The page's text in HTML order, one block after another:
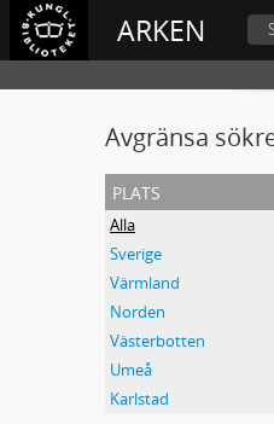
ARKEN
Avgränsa
plats
Alla
Sverige
Värmland
Norden
Västerbotten
Umeå
Karlstad